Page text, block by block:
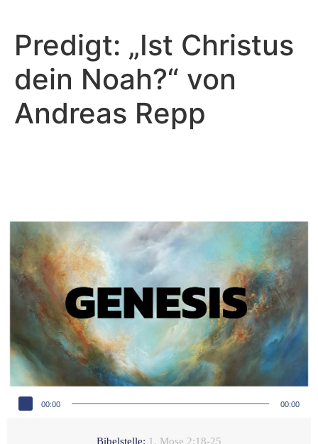
Predigt: „Ist Christus
dein Noah?“ von
Andreas Repp
Audio-Player
00:00 00:00
Bibelstelle: 1. Mose 2:18-25